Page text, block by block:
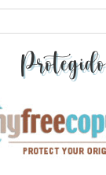
Protegido